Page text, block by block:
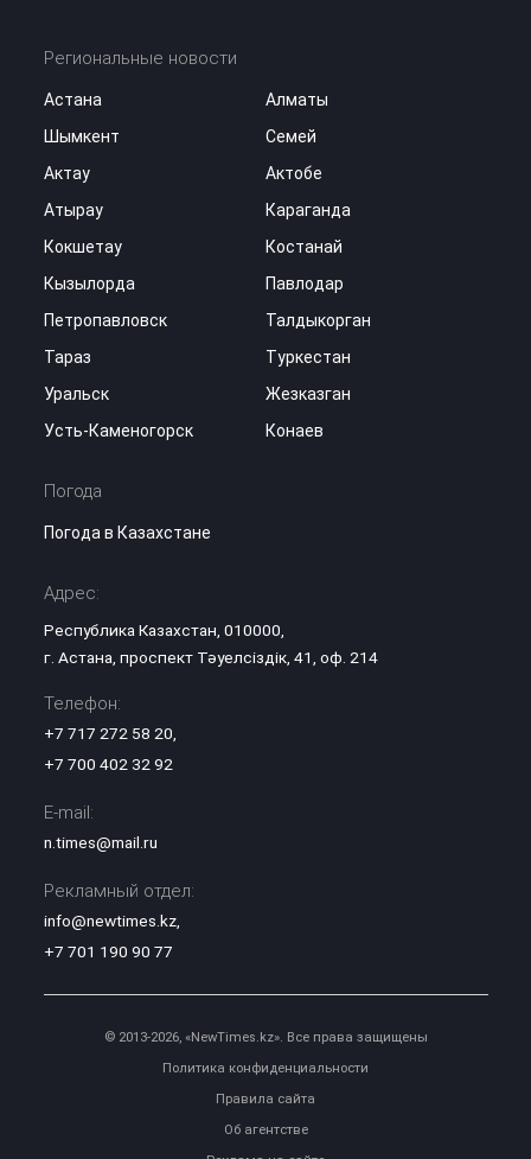
Региональные новости
Астана
Алматы
Шымкент
Семей
Актау
Актобе
Атырау
Караганда
Кокшетау
Костанай
Кызылорда
Павлодар
Петропавловск
Талдыкорган
Тараз
Туркестан
Уральск
Жезказган
Усть-Каменогорск
Конаев
Погода
Погода в Казахстане
Адрес:
Республика Казахстан, 010000,
г. Астана, проспект Тәуелсіздік, 41, оф. 214
Телефон:
+7 717 272 58 20
+7 700 402 32 92
E-mail:
n.times@mail.ru
Рекламный отдел:
info@newtimes.kz,
+7 701 190 90 77
© 2013-2026, «NewTimes.kz». Все права защищены
Политика конфиденциальности
Правила сайта
Об агентстве